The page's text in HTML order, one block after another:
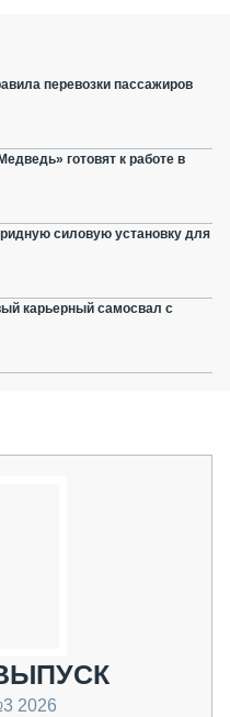
перевозки пассажиров
готовят к работе в
силовую установку для
карьерный самосвал с
2026